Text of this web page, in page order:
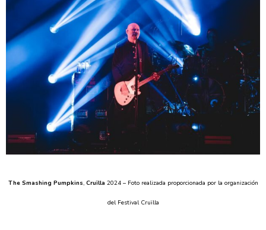
The Smashing Pumpkins,Cruïlla 2024 – Foto realizada proporcionada por la organización
del Festival Cruïlla